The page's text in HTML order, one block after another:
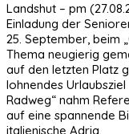
Landshut – pm
Einladung der
25. September, beim
Thema neugierig
auf den letzten Platz
lohnendes
Radweg“ nahm
auf eine spannende
italienische Adria.